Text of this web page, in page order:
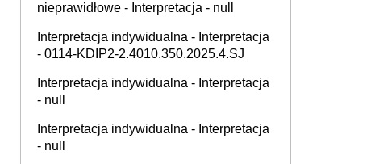
nieprawidłowe - Interpretacja - null
Interpretacja indywidualna - Interpretacja
- 0114-KDIP2-2.4010.350.2025.4.SJ
Interpretacja indywidualna - Interpretacja
- null
Interpretacja indywidualna - Interpretacja
- null